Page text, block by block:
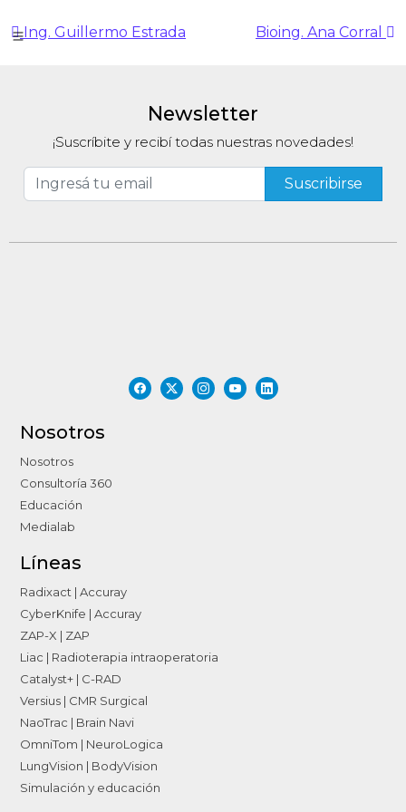
Navegación de entradas
Ing. Guillermo Estrada Bioing. Ana Corral
Newsletter
¡Suscríbite y recibí todas nuestras novedades!
Nosotros
Nosotros
Consultoría 360
Educación
Medialab
Líneas
Radixact | Accuray
CyberKnife | Accuray
ZAP-X | ZAP
Liac | Radioterapia intraoperatoria
Catalyst+ | C-RAD
Versius | CMR Surgical
NaoTrac | Brain Navi
OmniTom | NeuroLogica
LungVision | BodyVision
Simulación y educación